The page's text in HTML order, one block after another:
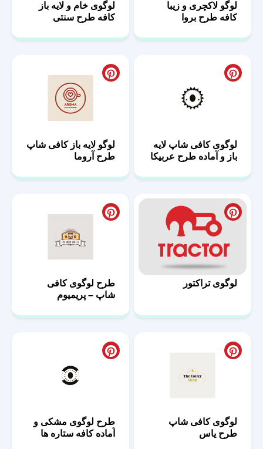
لوگو لاکچری و زیبا
کافه طرح بروا
لوگوی خام و لایه باز
کافه طرح سنتی
لوگوی کافی شاپ لایه
باز و آماده طرح عربیکا
لوگو لایه باز کافی شاپ
طرح آروما
لوگوی تراکتور
طرح لوگوی کافی
شاپ – پریمیوم
لوگوی کافی شاپ
طرح یاس
طرح لوگوی مشکی و
آماده کافه ستاره ها